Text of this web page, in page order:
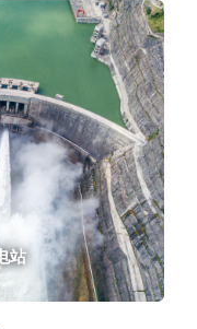
站
浙江长龙山抽水蓄能电站
金沙江白鹤滩水电站